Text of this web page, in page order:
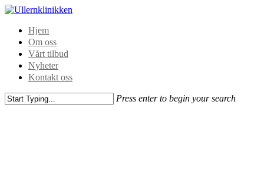
Hjem
Om oss
Vårt tilbud
Nyheter
Kontakt oss
Press enter to begin your search